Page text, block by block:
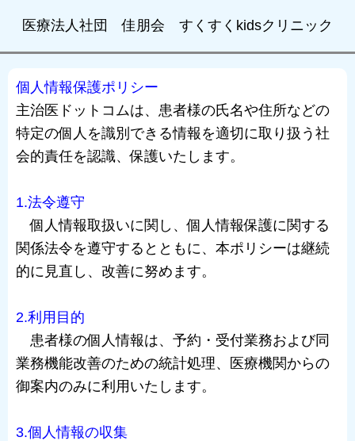
医療法人社団 佳朋会 すくすくkidsクリニック
個人情報保護ポリシー
主治医ドットコムは、患者様の氏名や住所などの
特定の個人を識別できる情報を適切に取り扱う社
会的責任を認識、保護いたします。
1.法令遵守
個人情報取扱いに関し、個人情報保護に関する
関係法令を遵守するとともに、本ポリシーは継続
的に見直し、改善に努めます。
2.利用目的
患者様の個人情報は、予約・受付業務および同
業務機能改善のための統計処理、医療機関からの
御案内のみに利用いたします。
3.個人情報の収集